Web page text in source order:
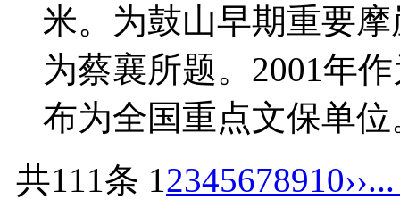
米。为鼓山早期重要
为蔡襄所题。2001年
布为全国重点文保单位
共111条 12345678910››